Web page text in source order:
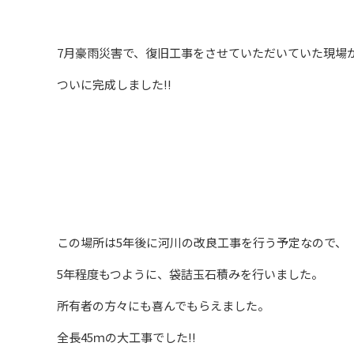
7月豪雨災害で、復旧工事をさせていただいていた現場
ついに完成しました‼
この場所は5年後に河川の改良工事を行う予定なので、
5年程度もつように、袋詰玉石積みを行いました。
所有者の方々にも喜んでもらえました。
全長45ｍの大工事でした‼